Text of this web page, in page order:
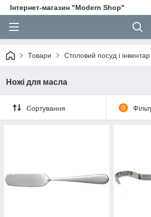
Інтернет-магазин "Modern Shop"
Товари Столовий посуд і інвентар
Ножі для масла
Сортування 0